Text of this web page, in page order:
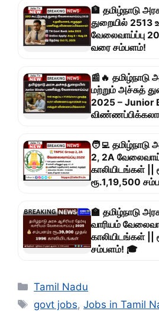
🏦 தமிழ்நாடு
துறையில் 2513
வேலைவாய்ப்பு
வரை சம்பளம்!
📰🔥 தமிழ்நாடு
மற்றும் அச்சுத்
2025 – Junior
🧑‍💻 தமிழ்நாடு
2, 2A
காலியிடங்கள் ||
ரூ.1,19,500
🏫 தமிழ்நாடு
வாரியம்
காலியிடங்கள் ||
சம்பளம்! 🎓
Categories
Tamil Nadu
Tags
govt jobs,Jobs in Tamil